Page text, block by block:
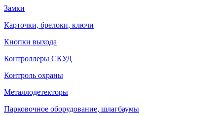
Замки
Карточки, брелоки, ключи
Кнопки выхода
Контроллеры СКУД
Контроль охраны
Металлодетекторы
Парковочное оборудование, шлагбаумы